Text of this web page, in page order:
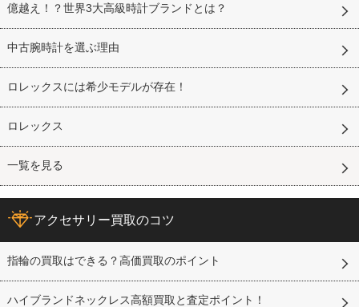
億越え！？世界3大高級時計ブランドとは？
中古腕時計を選ぶ理由
ロレックスには希少モデルが存在！
ロレックス
一覧を見る
アクセサリー買取のコツ
指輪の買取はできる？高価買取のポイント
ハイブランドネックレス高額買取と査定ポイント！